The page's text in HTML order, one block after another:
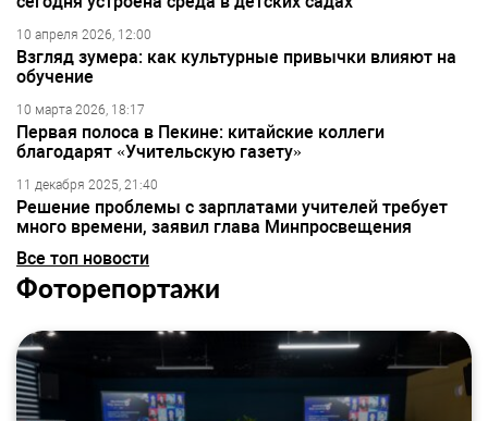
10 апреля 2026, 12:00
Взгляд зумера: как культурные привычки влияют на
обучение
10 марта 2026, 18:17
Первая полоса в Пекине: китайские коллеги
благодарят «Учительскую газету»
11 декабря 2025, 21:40
Решение проблемы с зарплатами учителей требует
много времени, заявил глава Минпросвещения
Все топ новости
Фоторепортажи